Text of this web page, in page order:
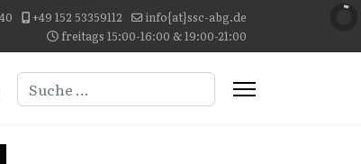
+49 152 53359112
info{at}ssc-abg.de
freitags 15:00-16:00 & 19:00-21:00
Suchen